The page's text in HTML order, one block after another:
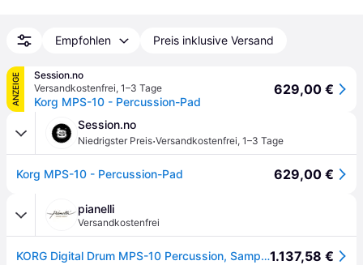
Empfohlen Preis inklusive Versand
ANZEIGE
Session.no
Versandkostenfrei, 1–3 Tage
Korg MPS-10 - Percussion-Pad
629,00 €
Session.no
Niedrigster Preis·Versandkostenfrei, 1–3 Tage
Korg MPS-10 - Percussion-Pad 629,00 €
pianelli
Versandkostenfrei
KORG Digital Drum MPS-10 Percussion, Sampler Pad1.137,58 €